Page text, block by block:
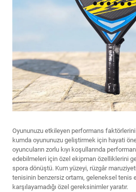
Oyununuzu etkileyen performans
kumda oyununuzu geliştirmek için hayati
oyuncuların zorlu kıyı koşullarında
edebilmeleri için özel ekipman özelliklerini
spora dönüştü. Kum yüzeyi, rüzgâr
tenisinin benzersiz ortamı, geleneksel tenis
karşılayamadığı özel gereksinimler yaratır.